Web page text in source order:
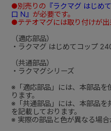
●別売りの 『ラクマグ はじめ
口 N』 が必要です。
●テテオマグには取り付けが出
（適応部品）
・ラクマグ はじめてコップ
（共通部品）
・ラクマグシリーズ
※「適応部品」には、本部品を
ります。
※「共通部品」には、本部品を
を記載しております。
※ 実際の部品と色が異なる場合